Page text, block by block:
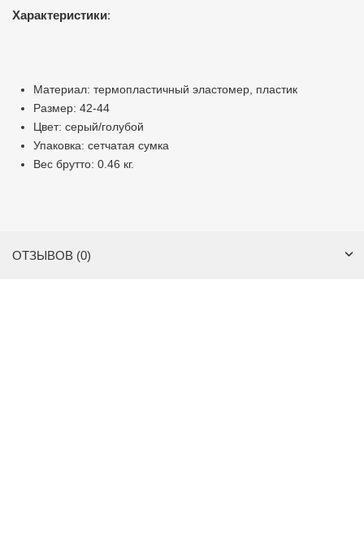
Характеристики:
Материал: термопластичный эластомер, пластик
Размер: 42-44
Цвет: серый/голубой
Упаковка: сетчатая сумка
Вес брутто: 0.46 кг.
ОТЗЫВОВ (0)